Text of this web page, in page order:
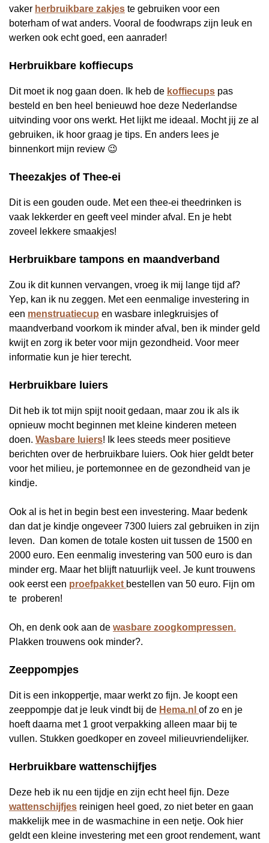
vaker herbruikbare zakjes te gebruiken voor een
boterham of wat anders. Vooral de foodwraps zijn leuk en
werken ook echt goed, een aanrader!
Herbruikbare koffiecups
Dit moet ik nog gaan doen. Ik heb de koffiecups pas
besteld en ben heel benieuwd hoe deze Nederlandse
uitvinding voor ons werkt. Het lijkt me ideaal. Mocht jij ze al
gebruiken, ik hoor graag je tips. En anders lees je
binnenkort mijn review 😉
Theezakjes of Thee-ei
Dit is een gouden oude. Met een thee-ei theedrinken is
vaak lekkerder en geeft veel minder afval. En je hebt
zoveel lekkere smaakjes!
Herbruikbare tampons en maandverband
Zou ik dit kunnen vervangen, vroeg ik mij lange tijd af?
Yep, kan ik nu zeggen. Met een eenmalige investering in
een menstruatiecup en wasbare inlegkruisjes of
maandverband voorkom ik minder afval, ben ik minder geld
kwijt en zorg ik beter voor mijn gezondheid. Voor meer
informatie kun je hier terecht.
Herbruikbare luiers
Dit heb ik tot mijn spijt nooit gedaan, maar zou ik als ik
opnieuw mocht beginnen met kleine kinderen meteen
doen. Wasbare luiers! Ik lees steeds meer positieve
berichten over de herbruikbare luiers. Ook hier geldt beter
voor het milieu, je portemonnee en de gezondheid van je
kindje.
Ook al is het in begin best een investering. Maar bedenk
dan dat je kindje ongeveer 7300 luiers zal gebruiken in zijn
leven. Dan komen de totale kosten uit tussen de 1500 en
2000 euro. Een eenmalig investering van 500 euro is dan
minder erg. Maar het blijft natuurlijk veel. Je kunt trouwens
ook eerst een proefpakket bestellen van 50 euro. Fijn om
te proberen!
Oh, en denk ook aan de wasbare zoogkompressen.
Plakken trouwens ook minder?.
Zeeppompjes
Dit is een inkoppertje, maar werkt zo fijn. Je koopt een
zeeppompje dat je leuk vindt bij de Hema.nl of zo en je
hoeft daarna met 1 groot verpakking alleen maar bij te
vullen. Stukken goedkoper en zoveel milieuvriendelijker.
Herbruikbare wattenschijfjes
Deze heb ik nu een tijdje en zijn echt heel fijn. Deze
wattenschijfjes reinigen heel goed, zo niet beter en gaan
makkelijk mee in de wasmachine in een netje. Ook hier
geldt een kleine investering met een groot rendement, want